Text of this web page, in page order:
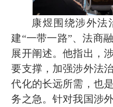
康煜围绕涉外法
建“一带一路”、法商
展开阐述。他指出，
要支撑，加强涉外法
代化的长远所需，也
务之急。针对我国涉